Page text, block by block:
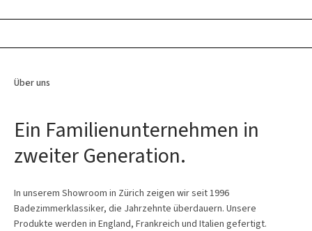
Über uns
Ein Familienunternehmen in
zweiter Generation.
In unserem Showroom in Zürich zeigen wir seit 1996
Badezimmerklassiker, die Jahrzehnte überdauern. Unsere
Produkte werden in England, Frankreich und Italien gefertigt.